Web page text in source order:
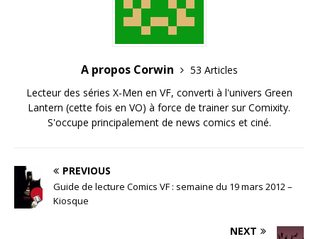
A propos Corwin
53 Articles
Lecteur des séries X-Men en VF, converti à l'univers Green
Lantern (cette fois en VO) à force de trainer sur Comixity.
S'occupe principalement de news comics et ciné.
PREVIOUS
Guide de lecture Comics VF : semaine du 19 mars 2012 –
Kiosque
NEXT